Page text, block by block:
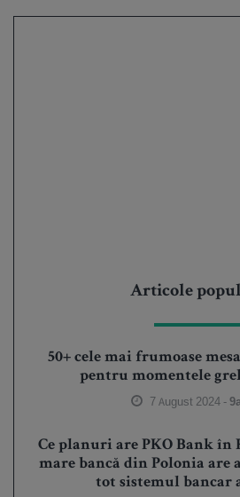
Articole
50+ cele mai frumoase
pentru momentele
7 August 2024 -
Ce planuri are PKO Bank în
mare bancă din Polonia are
tot sistemul bancar